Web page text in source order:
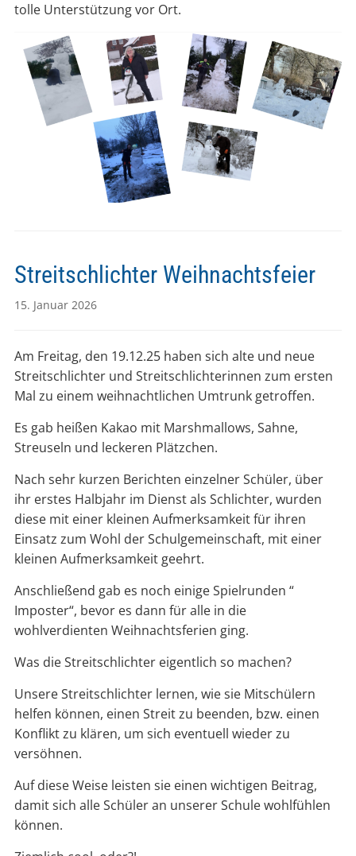
tolle Unterstützung vor Ort.
Streitschlichter Weihnachtsfeier
15. Januar 2026
Am Freitag, den 19.12.25 haben sich alte und neue
Streitschlichter und Streitschlichterinnen zum ersten
Mal zu einem weihnachtlichen Umtrunk getroffen.
Es gab heißen Kakao mit Marshmallows, Sahne,
Streuseln und leckeren Plätzchen.
Nach sehr kurzen Berichten einzelner Schüler, über
ihr erstes Halbjahr im Dienst als Schlichter, wurden
diese mit einer kleinen Aufmerksamkeit für ihren
Einsatz zum Wohl der Schulgemeinschaft, mit einer
kleinen Aufmerksamkeit geehrt.
Anschließend gab es noch einige Spielrunden “
Imposter“, bevor es dann für alle in die
wohlverdienten Weihnachtsferien ging.
Was die Streitschlichter eigentlich so machen?
Unsere Streitschlichter lernen, wie sie Mitschülern
helfen können, einen Streit zu beenden, bzw. einen
Konflikt zu klären, um sich eventuell wieder zu
versöhnen.
Auf diese Weise leisten sie einen wichtigen Beitrag,
damit sich alle Schüler an unserer Schule wohlfühlen
können.